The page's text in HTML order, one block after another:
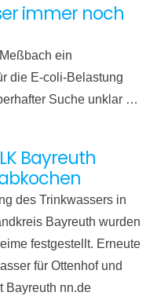
immer noch
ein
die E-coli-Belastung
Suche unklar …
Bayreuth
des Trinkwassers in
Bayreuth wurden
festgestellt. Erneute
für Ottenhof und
Bayreuth nn.de